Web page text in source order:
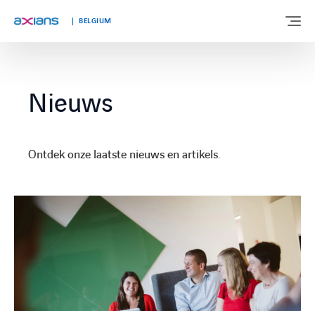
BELGIUM
OVER ONS
KLANTVERHALEN
NIEUWS & INSIGHTS
Nieuws
Ontdek onze laatste nieuws en artikels.